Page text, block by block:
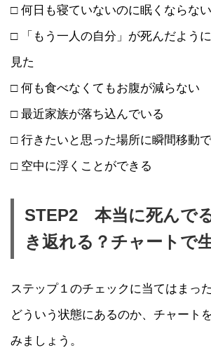
□ 何日も寝ていないのに眠くならない
□ 「もう一人の自分」が死んだよう
見た
□ 何も食べなくてもお腹が減らない
□ 最近家族が落ち込んでいる
□ 行きたいと思った場所に瞬間移動
□ 空中に浮くことができる
STEP2 本当に死んで
き返れる？チャートで
ステップ１のチェックに当てはまっ
どういう状態にあるのか、チャート
みましょう。